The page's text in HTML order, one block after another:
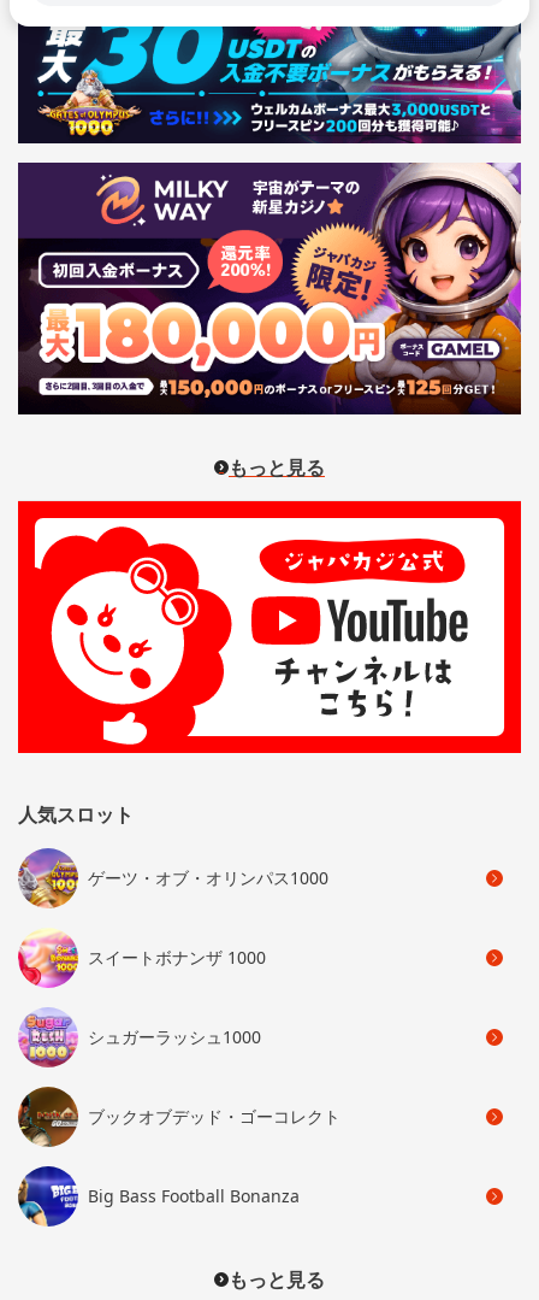
もっと見る
人気スロット
ゲーツ・オブ・オリンパス1000
スイートボナンザ 1000
シュガーラッシュ1000
ブックオブデッド・ゴーコレクト
Big Bass Football Bonanza
もっと見る